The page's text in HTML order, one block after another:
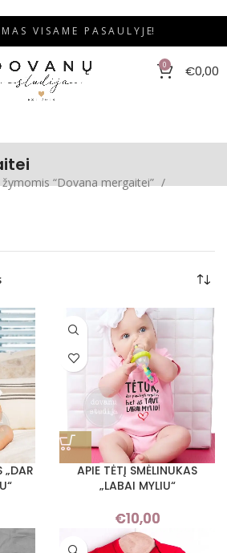
M A S V I S A M E P A S A U L Y J E!
0 €0,00
“Dovana mergaitei”
„DAR
APIE TĖTĮ SMĖLINUKAS
„LABAI MYLIU“
€10,00